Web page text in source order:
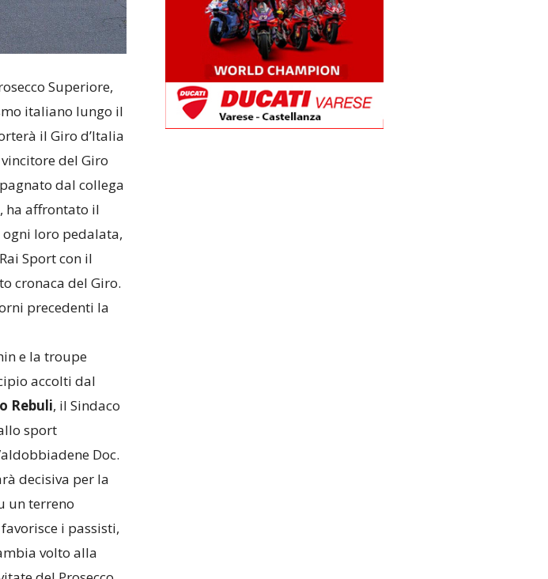
Superiore,
italiano lungo il
il Giro d’Italia
del Giro
dal collega
ha affrontato il
ogni loro pedalata,
Sport con il
cronaca del Giro.
precedenti la
e la troupe
accolti dal
Rebuli, il Sindaco
sport
Doc.
decisiva per la
un terreno
i passisti,
volto alla